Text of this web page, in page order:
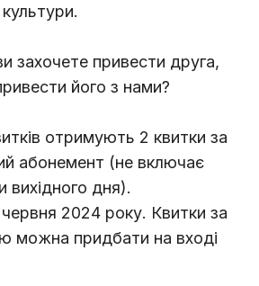
захочете привести друга,
його з нами?
отримують 2 квитки за
абонемент (не включає
вихідного дня).
2024 року. Квитки за
можна придбати на вході